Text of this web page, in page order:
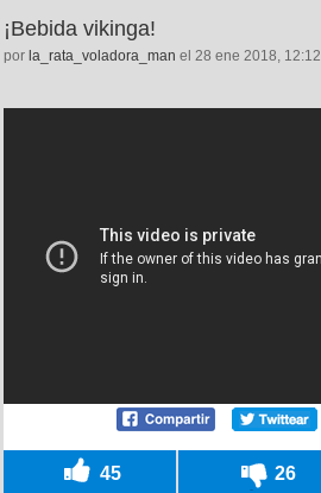
¡Bebida vikinga!
por la_rata_voladora_man el 28 ene 2018, 12:12
45 26